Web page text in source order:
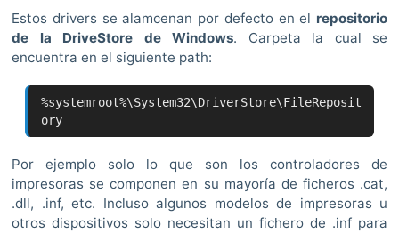
Estos drivers se alamcenan por defecto en el repositorio
de la DriveStore de Windows. Carpeta la cual se
encuentra en el siguiente path:
%systemroot%\System32\DriverStore\FileReposit
ory
Por ejemplo solo lo que son los controladores de
impresoras se componen en su mayoría de ficheros .cat,
.dll, .inf, etc. Incluso algunos modelos de impresoras u
otros dispositivos solo necesitan un fichero de .inf para